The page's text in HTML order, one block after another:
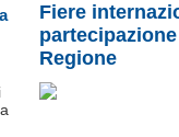
Fiere
Regione